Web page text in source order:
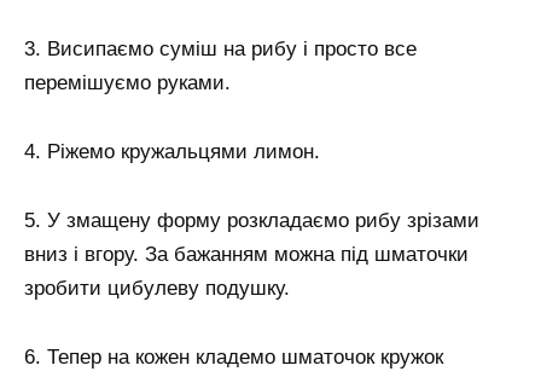
3. Висипаємо суміш на рибу і просто все
перемішуємо руками.
4. Ріжемо кружальцями лимон.
5. У змащену форму розкладаємо рибу зрізами
вниз і вгору. За бажанням можна під шматочки
зробити цибулеву подушку.
6. Тепер на кожен кладемо шматочок кружок